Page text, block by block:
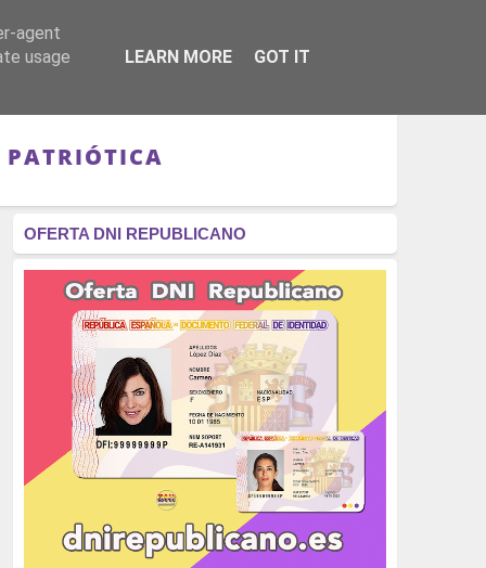
RÉGIMEN - MONARQUÍA
OFERTA DNI REPUBLICANO
agent
usage
LEARN MORE GOT IT